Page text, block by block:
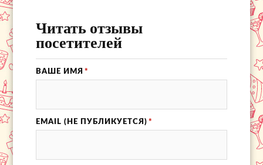
Читать отзывы
посетителей
ВАШЕ ИМЯ *
EMAIL (НЕ ПУБЛИКУЕТСЯ) *